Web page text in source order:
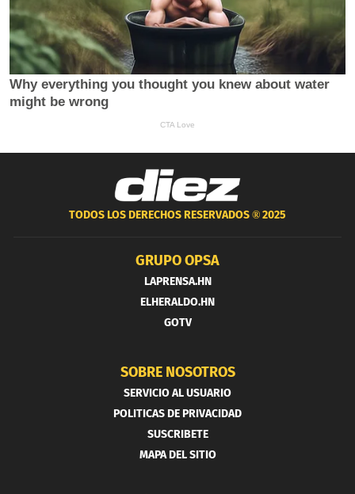
TODOS LOS DERECHOS RESERVADOS ®2025
GRUPO OPSA
LAPRENSA.HN
ELHERALDO.HN
GOTV
SOBRE NOSOTROS
SERVICIO AL USUARIO
POLITICAS DE PRIVACIDAD
SUSCRIBETE
MAPA DEL SITIO